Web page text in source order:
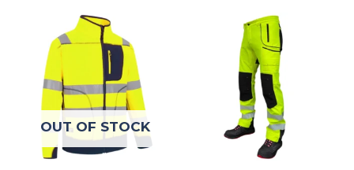
OUT OF STOCK